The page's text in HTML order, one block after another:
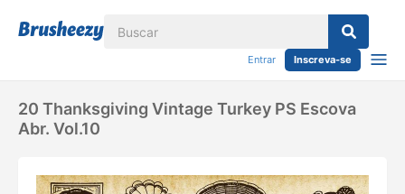
Entrar Inscreva-se
20 Thanksgiving Vintage Turkey PS Escova
Abr. Vol.10